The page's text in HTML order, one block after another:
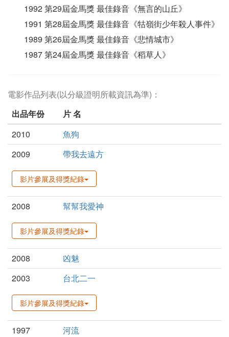
1992 第29屆金馬獎 最佳錄音《無言的山丘》
1991 第28屆金馬獎 最佳錄音《牯嶺街少年殺人事件》
1989 第26屆金馬獎 最佳錄音《悲情城市》
1987 第24屆金馬獎 最佳錄音《稻草人》
電影作品列表(以分級證明所載資訊為準)：
出品年份
片 名
2010
魚狗
2009
帶我去遠方
影片參展及得獎紀錄
2008 幫幫我愛神
影片參展及得獎紀錄
2008
凶魅
2003
台北二一
影片參展及得獎紀錄
1997 河流